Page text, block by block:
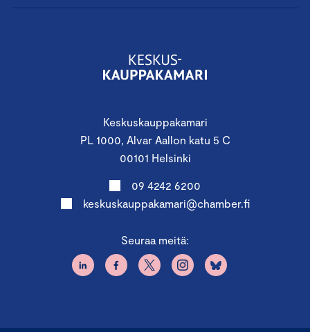
Keskuskauppakamari
PL 1000, Alvar Aallon katu 5 C
00101 Helsinki
09 4242 6200
keskuskauppakamari@chamber.fi
Seuraa meitä: